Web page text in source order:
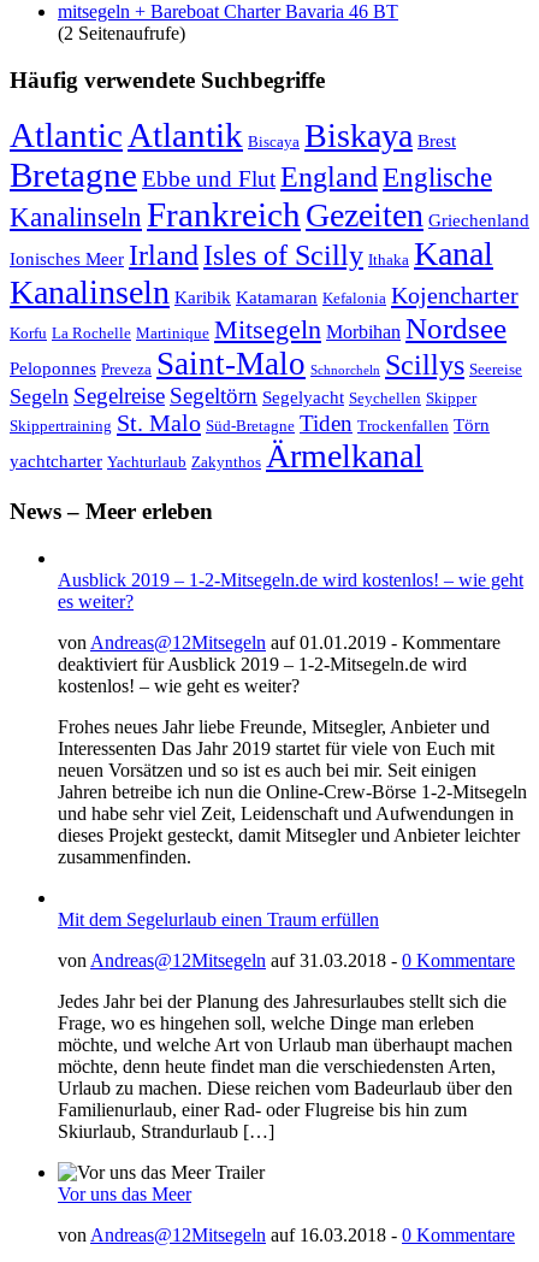
mitsegeln + Bareboat Charter Bavaria 46 BT
(2 Seitenaufrufe)
Häufig verwendete Suchbegriffe
Atlantic Atlantik Biscaya Biskaya Brest
Bretagne Ebbe und Flut EnglandEnglische
KanalinselnFrankreich Gezeiten Griechenland
Ionisches Meer IrlandIsles of Scilly Ithaka Kanal
Kanalinseln Karibik Katamaran Kefalonia Kojencharter
Korfu La Rochelle Martinique Mitsegeln Morbihan Nordsee
Peloponnes Preveza Saint-Malo Schnorcheln Scillys Seereise
Segeln Segelreise Segeltörn Segelyacht Seychellen Skipper
Skippertraining St. Malo Süd-Bretagne Tiden Trockenfallen Törn
yachtcharter Yachturlaub Zakynthos Ärmelkanal
News – Meer erleben
Ausblick 2019 – 1-2-Mitsegeln.de wird kostenlos! – wie geht
es weiter?
von Andreas@12Mitsegeln auf 01.01.2019 - Kommentare
deaktiviert für Ausblick 2019 – 1-2-Mitsegeln.de wird
kostenlos! – wie geht es weiter?
Frohes neues Jahr liebe Freunde, Mitsegler, Anbieter und
Interessenten Das Jahr 2019 startet für viele von Euch mit
neuen Vorsätzen und so ist es auch bei mir. Seit einigen
Jahren betreibe ich nun die Online-Crew-Börse 1-2-Mitsegeln
und habe sehr viel Zeit, Leidenschaft und Aufwendungen in
dieses Projekt gesteckt, damit Mitsegler und Anbieter leichter
zusammenfinden.
Mit dem Segelurlaub einen Traum erfüllen
von Andreas@12Mitsegeln auf 31.03.2018 - 0 Kommentare
Jedes Jahr bei der Planung des Jahresurlaubes stellt sich die
Frage, wo es hingehen soll, welche Dinge man erleben
möchte, und welche Art von Urlaub man überhaupt machen
möchte, denn heute findet man die verschiedensten Arten,
Urlaub zu machen. Diese reichen vom Badeurlaub über den
Familienurlaub, einer Rad- oder Flugreise bis hin zum
Skiurlaub, Strandurlaub […]
Vor uns das Meer
von Andreas@12Mitsegeln auf 16.03.2018 - 0 Kommentare